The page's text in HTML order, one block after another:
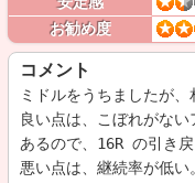
お勧め度
コメント
ミドルをうちましたが、
良い点は、こぼれがな
あるので、16R の引き
悪い点は、継続率が低